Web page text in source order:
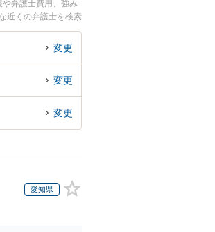
弁護士費用、強み
近くの弁護士を検索
変更
変更
変更
愛知県